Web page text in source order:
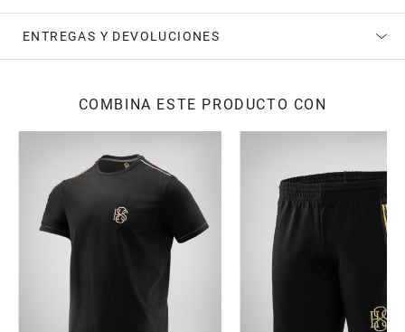
ENTREGAS Y DEVOLUCIONES
COMBINA ESTE PRODUCTO CON